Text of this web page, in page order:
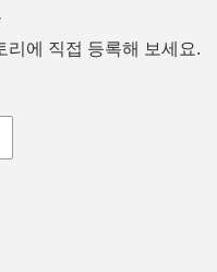
리에 직접 등록해 보세요.